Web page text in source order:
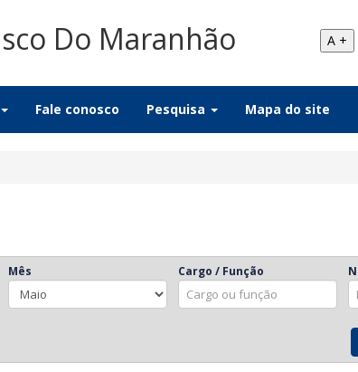
Do Maranhão A +
Fale conosco Pesquisa Mapa do site
Mês Cargo / Função